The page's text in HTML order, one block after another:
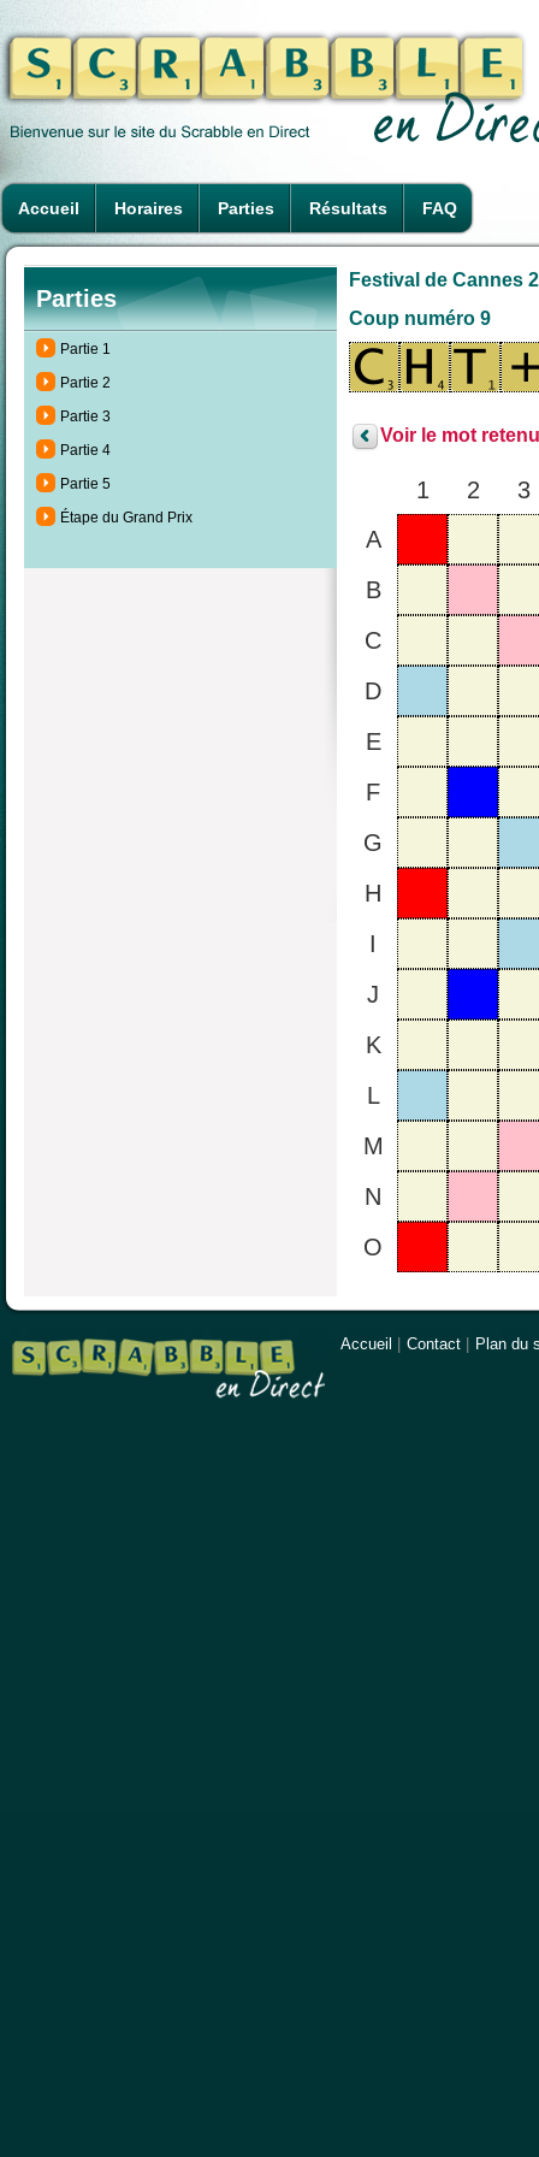
Accueil Horaires Parties Résultats FAQ
Parties
Partie 1
Partie 2
Partie 3
Partie 4
Partie 5
Étape du Grand Prix
Festival de Cannes
Coup numéro 9
Voir le mot
1 2
3
A
B
C
D
E
F
G
H
I
J
K
L
M
N
O
Accueil Contact Plan du